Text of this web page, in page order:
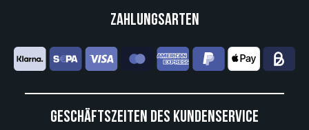
Geschäftszeiten des Kundenservice
Zahlungsarten